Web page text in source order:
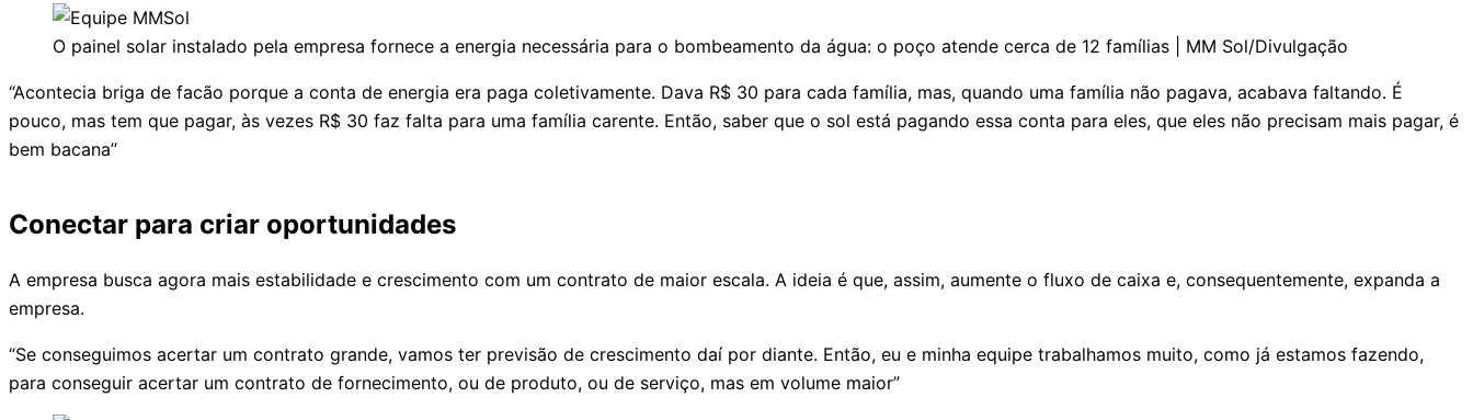
O painel solar instalado pela empresa fornece a energia necessária para o bombeamento da água: o poço atende cerca de 12 famílias | MM Sol/Divulgação
“Acontecia briga de facão porque a conta de energia era paga coletivamente. Dava R$ 30 para cada família, mas, quando uma família não pagava, acabava faltando. É
pouco, mas tem que pagar, às vezes R$ 30 faz falta para uma família carente. Então, saber que o sol está pagando essa conta para eles, que eles não precisam mais pagar, é
bem bacana”
Conectar para criar oportunidades
A empresa busca agora mais estabilidade e crescimento com um contrato de maior escala. A ideia é que, assim, aumente o fluxo de caixa e, consequentemente, expanda a
empresa.
“Se conseguimos acertar um contrato grande, vamos ter previsão de crescimento daí por diante. Então, eu e minha equipe trabalhamos muito, como já estamos fazendo,
para conseguir acertar um contrato de fornecimento, ou de produto, ou de serviço, mas em volume maior”